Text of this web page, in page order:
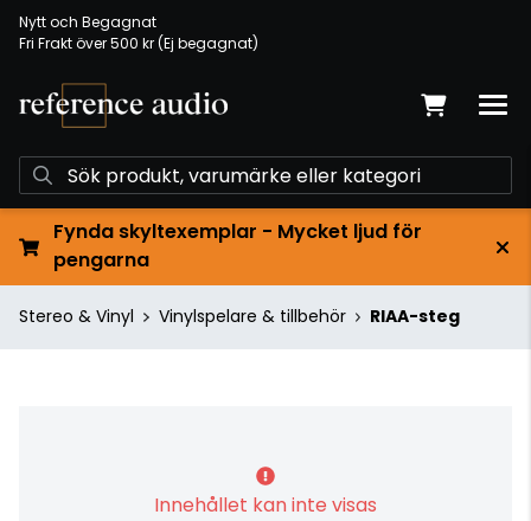
Nytt och Begagnat
Fri Frakt över 500 kr (Ej begagnat)
Fynda skyltexemplar - Mycket ljud för
pengarna
Stereo & Vinyl Vinylspelare & tillbehör RIAA-steg
Innehållet kan inte visas